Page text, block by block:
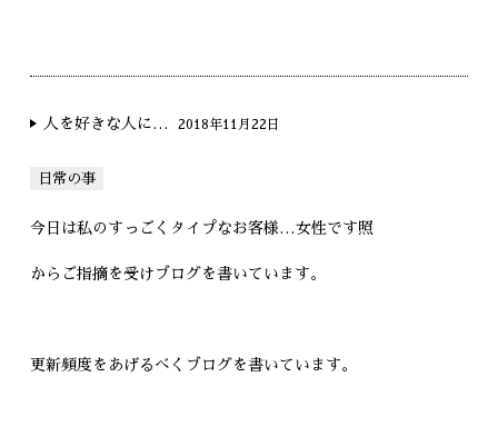
人を好きな人に… 2018年11月22日
日常の事
今日は私のすっごくタイプなお客様…女性です照
からご指摘を受けブログを書いています。
更新頻度をあげるべくブログを書いています。